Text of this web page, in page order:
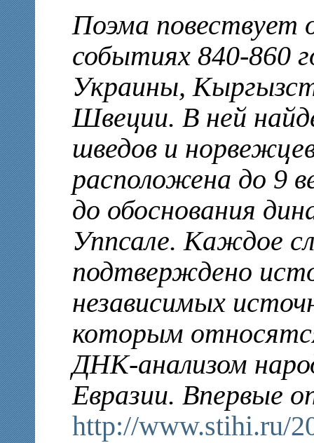
Поэма повествует
событиях 840-860
Украины,
Швеции. В ней
шведов и
расположена до 9
до обоснования
Уппсале. Каждое
подтверждено
независимых
которым
ДНК-анализом
Евразии. Впервые
http://www.stihi.ru/